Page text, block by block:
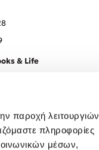
παροχή λειτουργιών
πληροφορίες
μέσων,
& Life